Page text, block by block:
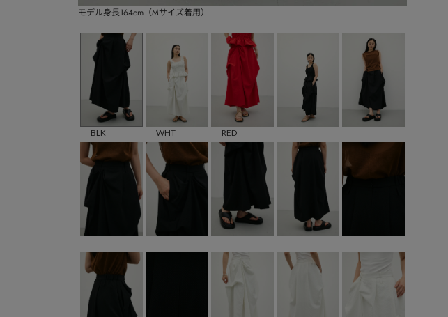
モデル身長164cm（Mサイズ着用）
BLK WHT RED